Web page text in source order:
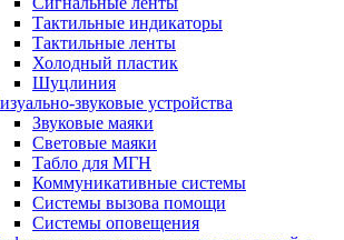
Тактильные индикаторы
Тактильные ленты
Холодный пластик
Шуцлиния
звуковые устройства
Звуковые маяки
Световые маяки
Табло для МГН
Коммуникативные системы
Системы вызова помощи
Системы оповещения